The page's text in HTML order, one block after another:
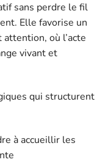
sans perdre le fil
Elle favorise un
où l’acte
vivant et
qui structurent
à accueillir les